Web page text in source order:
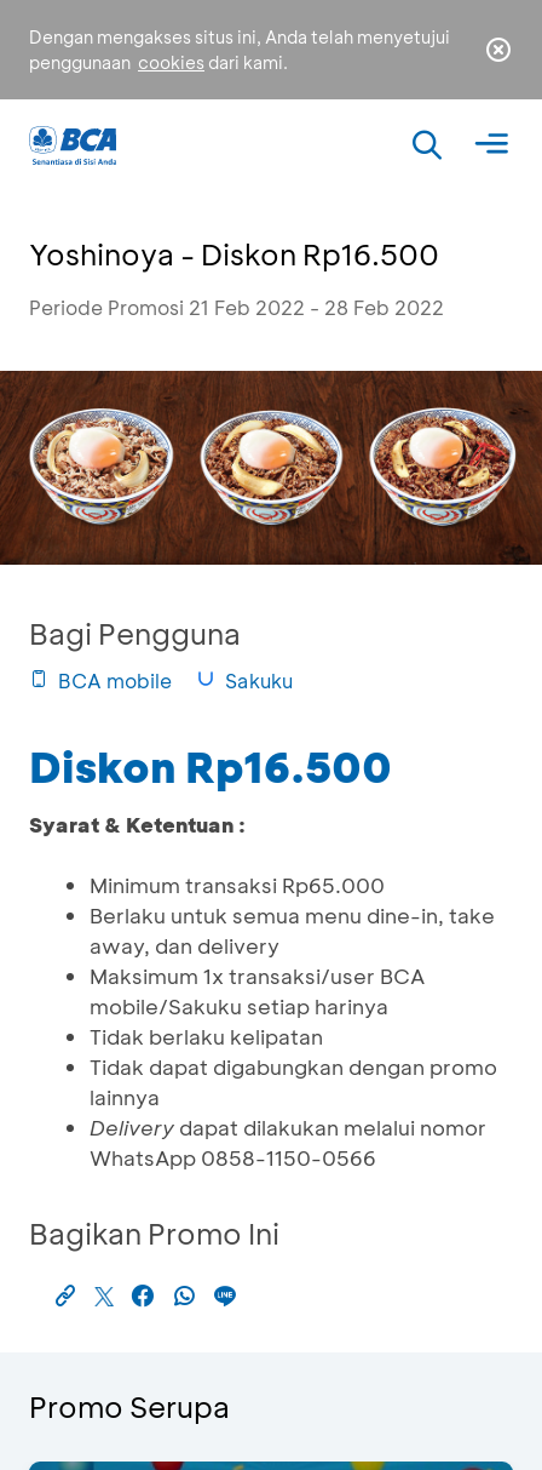
Dengan mengakses situs ini, Anda telah menyetujui
penggunaan cookies dari kami.
Yoshinoya - Diskon Rp16.500
Periode Promosi 21 Feb 2022 - 28 Feb 2022
Bagi Pengguna
BCA mobile Sakuku
Diskon Rp16.500
Syarat & Ketentuan :
Minimum transaksi Rp65.000
Berlaku untuk semua menu dine-in, take
away, dan delivery
Maksimum 1x transaksi/user BCA
mobile/Sakuku setiap harinya
Tidak berlaku kelipatan
Tidak dapat digabungkan dengan promo
lainnya
Delivery dapat dilakukan melalui nomor
WhatsApp 0858-1150-0566
Bagikan Promo Ini
Promo Serupa